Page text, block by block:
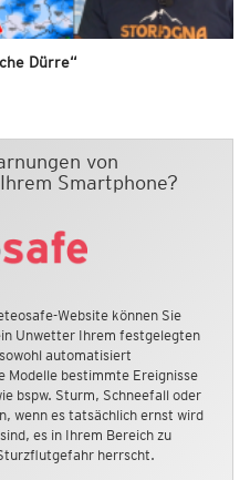
Dürre“
von
Smartphone?
Website können Sie
Unwetter Ihrem festgelegten
automatisiert
Modelle bestimmte Ereignisse
bspw. Sturm, Schneefall oder
wenn es tatsächlich ernst wird
es in Ihrem Bereich zu
herrscht.